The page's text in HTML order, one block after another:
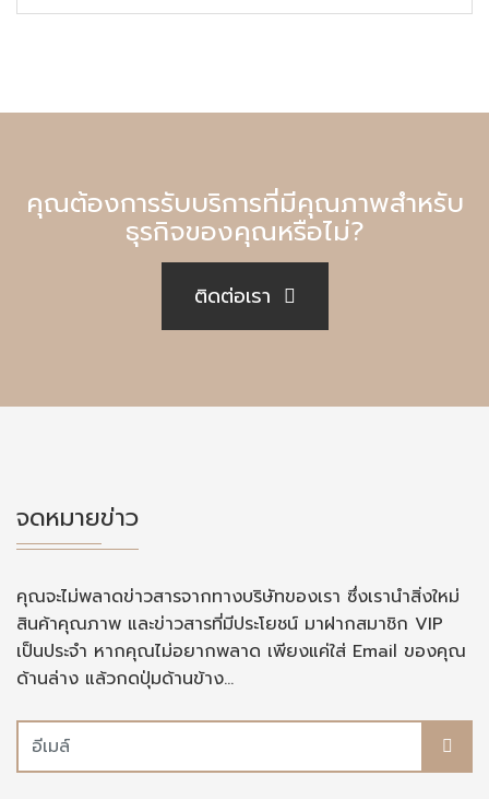
คุณต้องการรับบริการที่มีคุณภาพสำหรับ
ธุรกิจของคุณหรือไม่?
ติดต่อเรา
จดหมายข่าว
คุณจะไม่พลาดข่าวสารจากทางบริษัทของเรา ซึ่งเรานำสิ่งใหม่
สินค้าคุณภาพ และข่าวสารที่มีประโยชน์ มาฝากสมาชิก VIP
เป็นประจำ หากคุณไม่อยากพลาด เพียงแค่ใส่ Email ของคุณ
ด้านล่าง แล้วกดปุ่มด้านข้าง...